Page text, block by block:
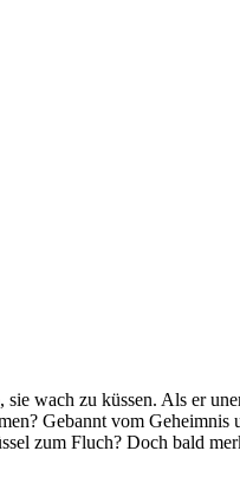
wach zu küssen. Als er
Gebannt vom Geheimnis
zum Fluch? Doch bald